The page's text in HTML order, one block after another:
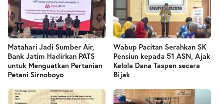
Matahari Jadi Sumber Air,
Bank Jatim Hadirkan PATS
untuk Menguatkan Pertanian
Petani Sirnoboyo
Wabup Pacitan Serahkan SK
Pensiun kepada 51 ASN, Ajak
Kelola Dana Taspen secara
Bijak